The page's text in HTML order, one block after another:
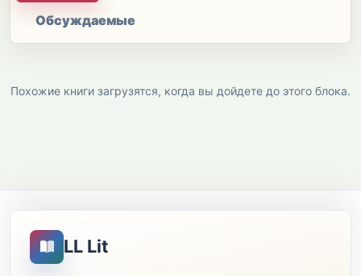
Обсуждаемые
Похожие книги загрузятся, когда вы дойдете до этого блока.
LL Lit